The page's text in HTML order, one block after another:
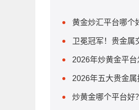
黄金炒汇平台哪个
卫冕冠军！贵金属
2026年炒黄金平
2026年五大贵金属
炒黄金哪个平台好